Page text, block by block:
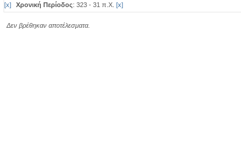
[x] Χρονική Περίοδος: 323 - 31 π.Χ. [x]
Δεν βρέθηκαν αποτέλεσματα.